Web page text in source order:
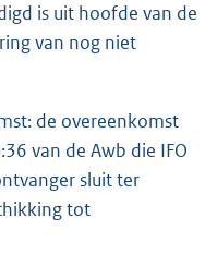
is uit hoofde van de
van nog niet
de overeenkomst
van de Awb die IFO
sluit ter
tot